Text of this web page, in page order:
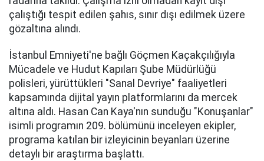
çalıştığı tespit edilen şahıs, sınır dışı edilmek üzere
gözaltına alındı.
İstanbul Emniyeti'ne bağlı Göçmen Kaçakçılığıyla
Mücadele ve Hudut Kapıları Şube Müdürlüğü
polisleri, yürüttükleri "Sanal Devriye" faaliyetleri
kapsamında dijital yayın platformlarını da mercek
altına aldı. Hasan Can Kaya'nın sunduğu "Konuşanlar"
isimli programın 209. bölümünü inceleyen ekipler,
programa katılan bir izleyicinin beyanları üzerine
detaylı bir araştırma başlattı.